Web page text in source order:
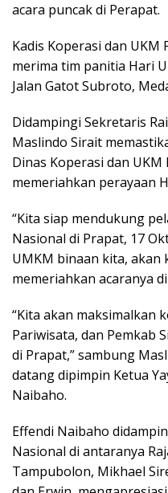
acara puncak di Perapat.
Kadis Koperasi dan
merima tim panitia Hari
Jalan Gatot Subroto,
Didampingi Sekretaris
Maslindo Sirait
Dinas Koperasi dan
memeriahkan perayaan
“Kita siap mendukung
Nasional di Prapat, 17
UMKM binaan kita,
memeriahkan acaranya
“Kita akan maksimalkan
Pariwisata, dan Pemkab
di Prapat,” sambung
datang dipimpin Ketua
Naibaho.
Effendi Naibaho
Nasional di antaranya
Tampubolon, Mikhael